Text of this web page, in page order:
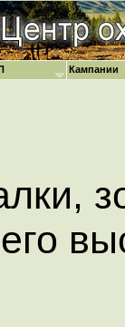
Кампании